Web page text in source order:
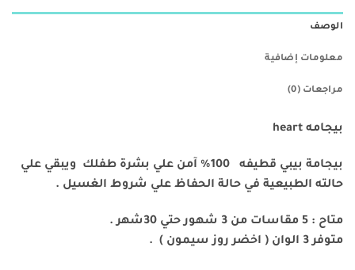
الوصف
معلومات إضافية
مراجعات (0)
بيجامه heart
بيجامة بيبي قطيفه 100% آمن علي بشرة طفلك ويبقي علي
حالته الطبيعية في حالة الحفاظ علي شروط الغسيل .
متاح : 5 مقاسات من 3 شهور حتي 30شهر .
متوفر 3 الوان ( اخضر روز سيمون ) .